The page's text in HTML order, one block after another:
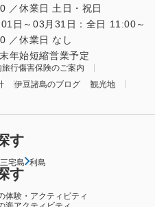
／休業日 土日・祝日
日～03月31日：全日 11:00～
／休業日 なし
年始短縮営業予定
旅行傷害保険のご案内
伊豆諸島のブログ
観光地
す
三宅島 利島
す
体験・アクティビティ